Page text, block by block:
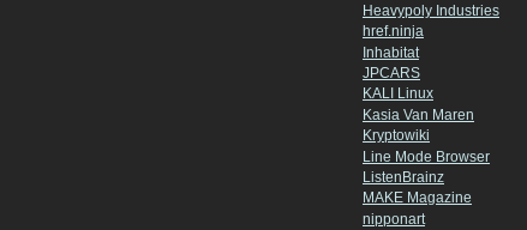
Heavypoly Industries
href.ninja
Inhabitat
JPCARS
KALI Linux
Kasia Van Maren
Kryptowiki
Line Mode Browser
ListenBrainz
MAKE Magazine
nipponart